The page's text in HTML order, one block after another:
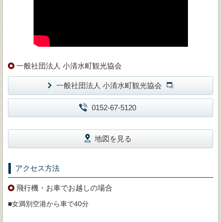
一般社団法人 小清水町観光協会
一般社団法人 小清水町観光協会
0152-67-5120
地図を見る
アクセス方法
飛行機・お車でお越しの場合
■女満別空港から車で40分